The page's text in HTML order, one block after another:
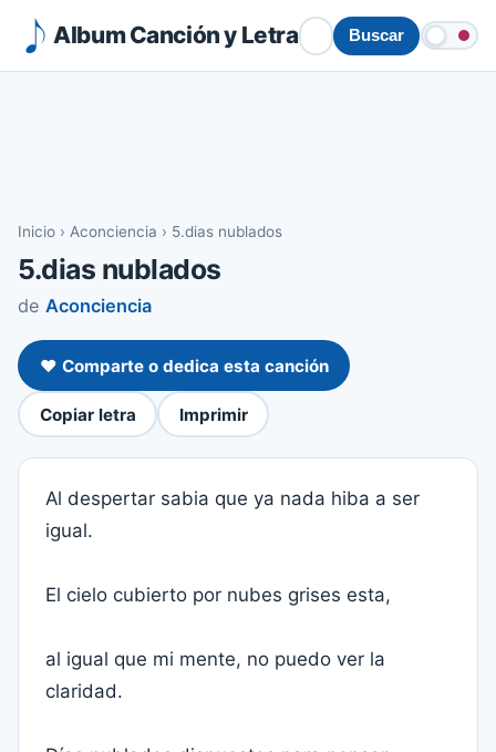
Album Canción y Letra Buscar
Inicio › Aconciencia › 5.dias nublados
5.dias nublados
de Aconciencia
❤️ Comparte o dedica esta canción
Copiar letra Imprimir
Al despertar sabia que ya nada hiba a ser
igual.
El cielo cubierto por nubes grises esta,
al igual que mi mente, no puedo ver la
claridad.